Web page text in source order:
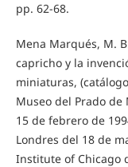
pp. 62-68.
Mena Marqués, M.
capricho y la
miniaturas,
Museo del Prado
15 de febrero de
Londres del 18 de
Institute of Chicago